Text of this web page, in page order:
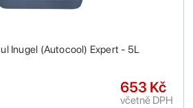
Inugel (Autocool) Expert - 5L
653 Kč
včetně DPH